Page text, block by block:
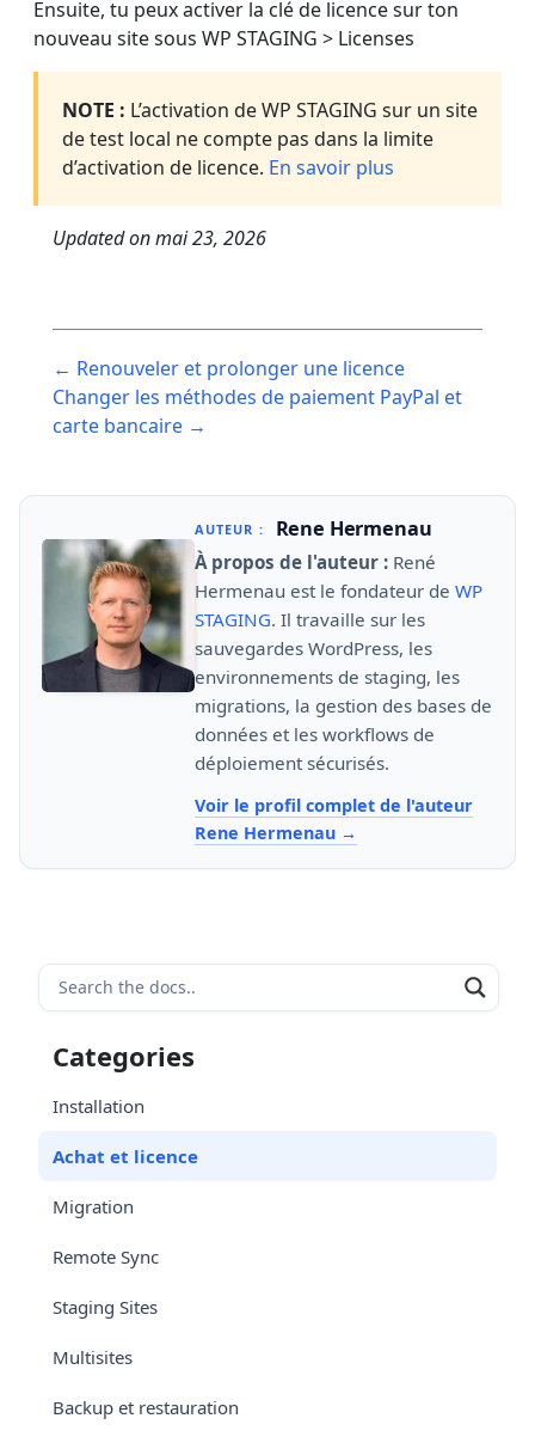
Ensuite, tu peux activer la clé de licence sur ton
nouveau site sous WP STAGING > Licenses
NOTE : L’activation de WP STAGING sur un site
de test local ne compte pas dans la limite
d’activation de licence. En savoir plus
Updated onmai 23, 2026
navigation
← Renouveler et prolonger une licence
Changer les méthodes de paiement PayPal et
carte bancaire →
AUTEUR : Rene Hermenau
À propos de l'auteur : René
Hermenau est le fondateur de WP
STAGING. Il travaille sur les
sauvegardes WordPress, les
environnements de staging, les
migrations, la gestion des bases de
données et les workflows de
déploiement sécurisés.
Voir le profil complet de l'auteur
Rene Hermenau
Categories
Installation
Achat et licence
Migration
Remote Sync
Staging Sites
Multisites
Backup et restauration